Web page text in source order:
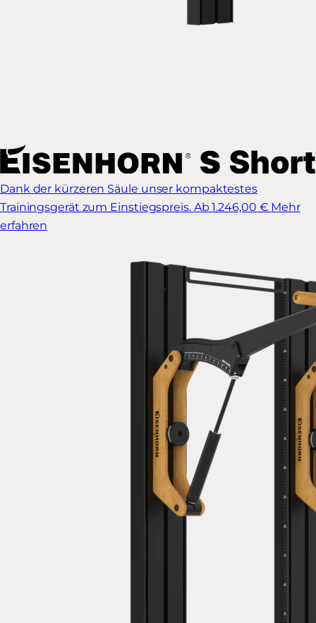
Dank der kürzeren Säule unser kompaktestes
Trainingsgerät zum Einstiegspreis. Ab 1.246,00 € Mehr
erfahren